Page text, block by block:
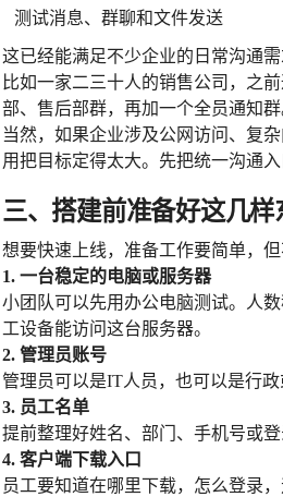
测试消息、群聊和文件发送
这已经能满足不少企业的日常沟通需
比如一家二三十人的销售公司，之
部、售后部群，再加一个全员通知
当然，如果企业涉及公网访问、复
用把目标定得太大。先把统一沟通
三、搭建前准备好这几样
想要快速上线，准备工作要简单，但
1. 一台稳定的电脑或服务器
小团队可以先用办公电脑测试。人
工设备能访问这台服务器。
2. 管理员账号
管理员可以是IT人员，也可以是行
3. 员工名单
提前整理好姓名、部门、手机号或
4. 客户端下载入口
员工要知道在哪里下载，怎么登录